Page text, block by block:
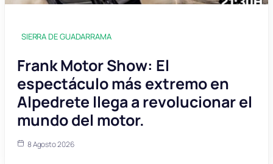
SIERRA DE GUADARRAMA
Frank Motor Show: El
espectáculo más extremo en
Alpedrete llega a revolucionar el
mundo del motor.
8 Agosto 2026